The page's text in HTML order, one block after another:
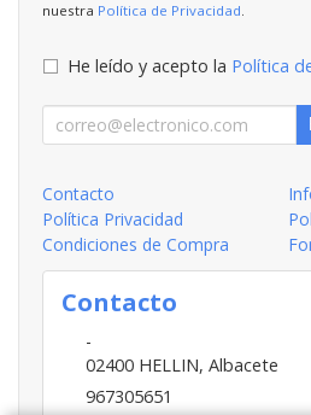
nuestra Política de Privacidad.
He leído y acepto la Política
Contacto
Política Privacidad
Condiciones de Compra
Contacto
-
02400 HELLIN, Albacete
967305651